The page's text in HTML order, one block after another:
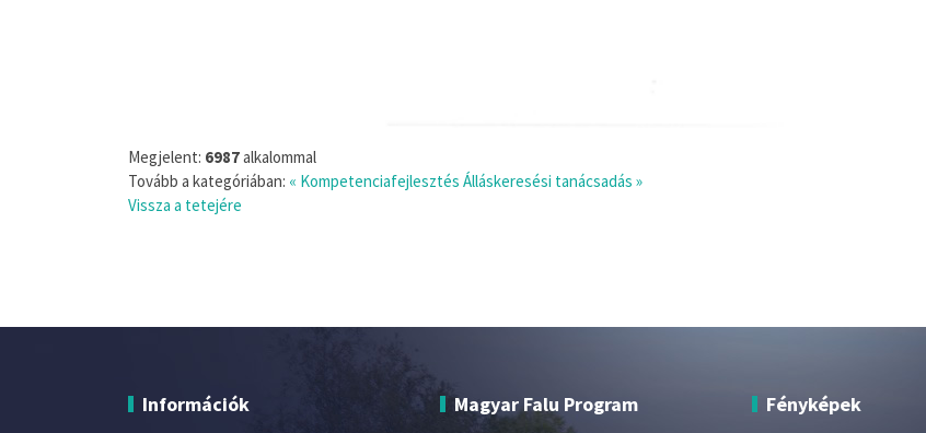
Megjelent: 6987alkalommal
Tovább a kategóriában: « Kompetenciafejlesztés Álláskeresési tanácsadás »
Vissza a tetejére
Információk Magyar Falu Program Fényképek